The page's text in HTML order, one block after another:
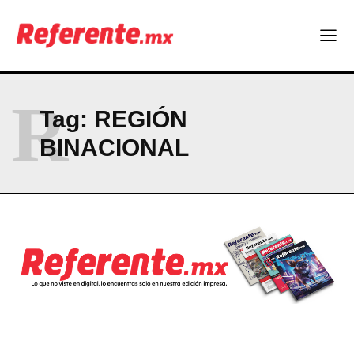
¿Y si el futuro industrial de Chihuahua estuviera en el aire?
partida
Company
CONTACT
NEWSLETTER
Tag: REGIÓN
BINACIONAL
R